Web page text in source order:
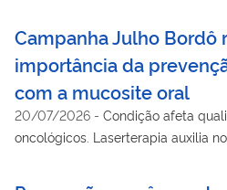
Campanha Julho Bordô
importância da
com a mucosite oral
20/07/2026 - Condição afeta
oncológicos. Laserterapia auxilia